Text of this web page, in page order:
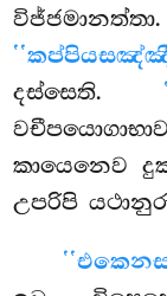
දස්සෙති.
කායෙනෙව
උපරිපි
‘‘එකෙන